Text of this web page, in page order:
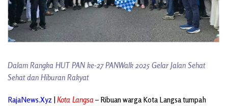
Dalam Rangka HUT PAN ke-27 PANWalk 2025 Gelar Jalan Sehat
Sehat dan Hiburan Rakyat
RajaNews.Xyz |Kota Langsa – Ribuan warga Kota Langsa tumpah